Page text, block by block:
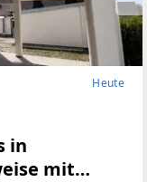
Heute
in
mit